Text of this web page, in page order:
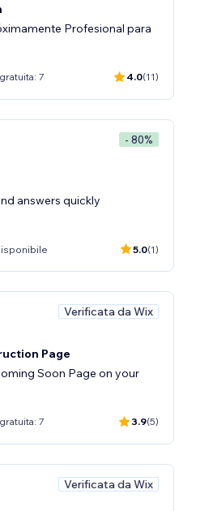
Profesional para
7 4.0(11)
- 80%
answers quickly
5.0(1)
Verificata da Wix
Page
Soon Page on your
7 3.9(5)
Verificata da Wix